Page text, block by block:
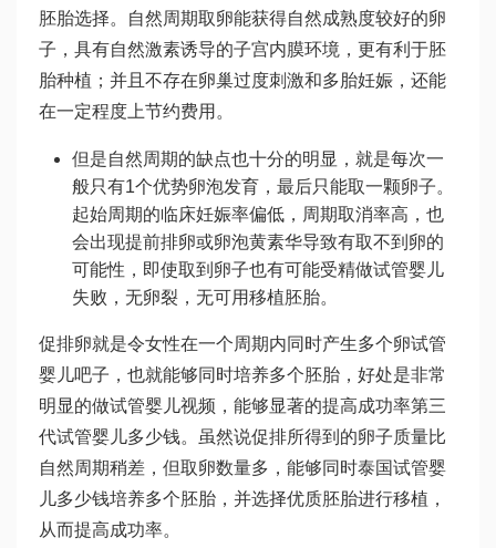
胚胎选择。自然周期取卵能获得自然成熟度较好的卵
子，具有自然激素诱导的子宫内膜环境，更有利于胚
胎种植；并且不存在卵巢过度刺激和多胎妊娠，还能
在一定程度上节约费用。
但是自然周期的缺点也十分的明显，就是每次一
般只有1个优势卵泡发育，最后只能取一颗卵子。
起始周期的临床妊娠率偏低，周期取消率高，也
会出现提前排卵或卵泡黄素华导致有取不到卵的
可能性，即使取到卵子也有可能受精做试管婴儿
失败，无卵裂，无可用移植胚胎。
促排卵就是令女性在一个周期内同时产生多个卵试管
婴儿吧子，也就能够同时培养多个胚胎，好处是非常
明显的做试管婴儿视频 ，能够显著的提高成功率第三
代试管婴儿多少钱。虽然说促排所得到的卵子质量比
自然周期稍差，但取卵数量多，能够同时泰国试管婴
儿多少钱培养多个胚胎，并选择优质胚胎进行移植，
从而提高成功率。